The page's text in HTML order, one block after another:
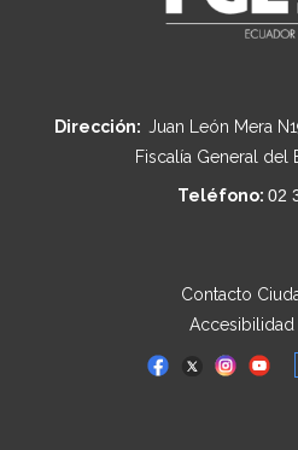
Dirección: Juan León Mera
Fiscalía General del
Teléfono: 02
Contacto
Accesibilidad